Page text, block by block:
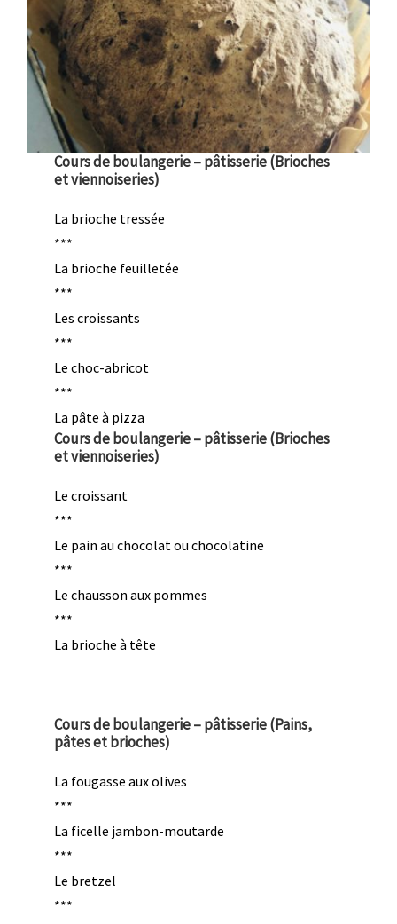
Cours de boulangerie – pâtisserie (Brioches
et viennoiseries)
La brioche tressée
***
La brioche feuilletée
***
Les croissants
***
Le choc-abricot
***
La pâte à pizza
Cours de boulangerie – pâtisserie (Brioches
et viennoiseries)
Le croissant
***
Le pain au chocolat ou chocolatine
***
Le chausson aux pommes
***
La brioche à tête
Cours de boulangerie – pâtisserie (Pains,
pâtes et brioches)
La fougasse aux olives
***
La ficelle jambon-moutarde
***
Le bretzel
***